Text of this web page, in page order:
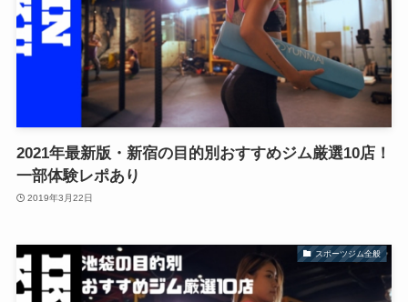
2021年最新版・新宿の目的別おすすめジム厳選10店！
一部体験レポあり
2019年3月22日
スポーツジム全般